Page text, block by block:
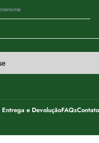
Entrega e DevoluçãoFAQsContato